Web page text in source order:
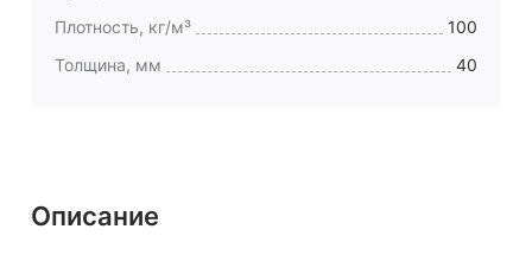
Плотность, кг/м³
100
Толщина, мм
40
Описание